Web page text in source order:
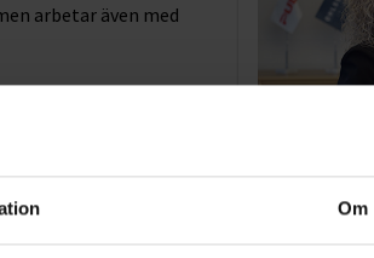
Om
arbetar även med
010-45 00